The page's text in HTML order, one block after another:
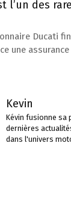
l’un des
Ducati
une
Kevin
Kévin fusionne sa
dernières
dans l'univers